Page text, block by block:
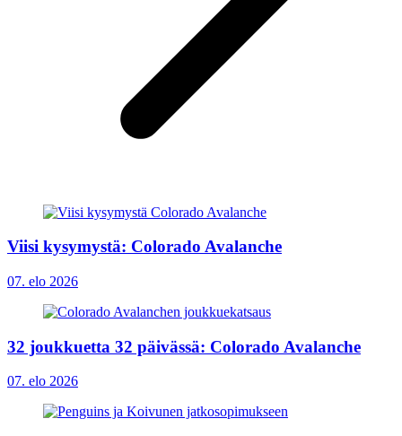
Viisi kysymystä: Colorado Avalanche
07. elo 2026
32 joukkuetta 32 päivässä: Colorado Avalanche
07. elo 2026